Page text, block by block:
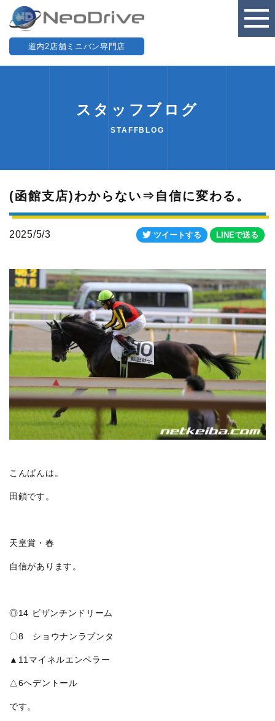
道内2店舗ミニバン専門店
スタッフブログ
STAFFBLOG
(函館支店)わからない⇒自信に変わる。
2025/5/3 ツイートする LINEで送る
こんばんは。
田鎖です。
天皇賞・春
自信があります。
◎14 ビザンチンドリーム
〇8 ショウナンラプンタ
▲11マイネルエンペラー
△6ヘデントール
です。